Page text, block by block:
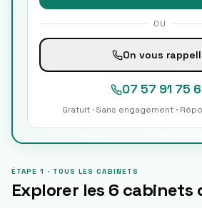
OU
On vous
07 57 91 75
Gratuit · Sans engagement ·
ÉTAPE 1 · TOUS LES CABINETS
Explorer les 6 cabinets